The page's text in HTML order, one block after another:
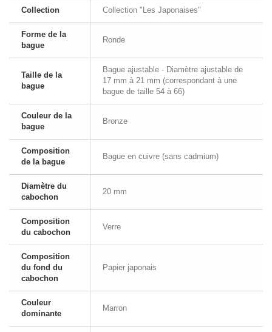
Collection Collection "Les Japonaises"
Forme de la
bague
Ronde
Taille de la
bague
Bague ajustable - Diamètre ajustable de
17 mm à 21 mm (correspondant à une
bague de taille 54 à 66)
Couleur de la
bague
Bronze
Composition
de la bague
Bague en cuivre (sans cadmium)
Diamètre du
cabochon
20 mm
Composition
du cabochon
Verre
Composition
du fond du
cabochon
Papier japonais
Couleur
dominante
Marron